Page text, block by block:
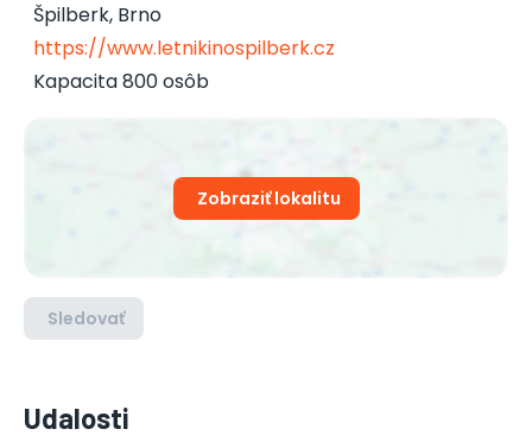
Špilberk, Brno
https://www.letnikinospilberk.cz
Kapacita 800 osôb
Zobraziť lokalitu
Sledovať
Udalosti